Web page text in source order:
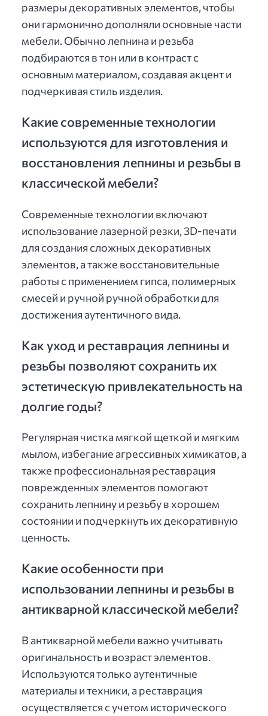
размеры декоративных элементов, чтобы
они гармонично дополняли основные части
мебели. Обычно лепнина и резьба
подбираются в тон или в контраст с
основным материалом, создавая акцент и
подчеркивая стиль изделия.
Какие современные технологии
используются для изготовления и
восстановления лепнины и резьбы в
классической мебели?
Современные технологии включают
использование лазерной резки, 3D-печати
для создания сложных декоративных
элементов, а также восстановительные
работы с применением гипса, полимерных
смесей и ручной ручной обработки для
достижения аутентичного вида.
Как уход и реставрация лепнины и
резьбы позволяют сохранить их
эстетическую привлекательность на
долгие годы?
Регулярная чистка мягкой щеткой и мягким
мылом, избегание агрессивных химикатов, а
также профессиональная реставрация
поврежденных элементов помогают
сохранить лепнину и резьбу в хорошем
состоянии и подчеркнуть их декоративную
ценность.
Какие особенности при
использовании лепнины и резьбы в
антикварной классической мебели?
В антикварной мебели важно учитывать
оригинальность и возраст элементов.
Используются только аутентичные
материалы и техники, а реставрация
осуществляется с учетом исторического